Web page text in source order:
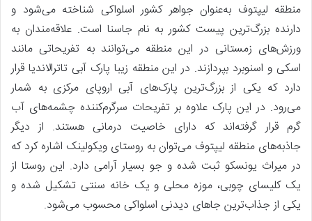
منطقه لیپتوف به‌عنوان جواهر کشور اسلواکی شناخته می‌شود و
دارنده بزرگ‌ترین پیست کشور به نام جاسنا است. علاقه‌مندان به
ورزش‌های زمستانی در این منطقه می‌توانند به تفریحاتی مانند
اسکی و اسنوبرد بپردازند. در این منطقه زیبا پارک آبی تاترالاندیا قرار
دارد که یکی از بزرگ‌ترین پارک‌های آبی اروپای مرکزی به شمار
می‌رود. در این پارک علاوه بر تفریحات سرگرم‌کننده چشمه‌های آب
گرم قرار گرفته‌اند که دارای خاصیت درمانی هستند. از دیگر
جاذبه‌های منطقه لیپتوف می‌توان به روستای ویکولینک اشاره کرد که
در میراث یونسکو ثبت شده و جو بسیار آرامی دارد. این روستا از
یک کلیسای چوبی، موزه محلی و یک خانه سنتی تشکیل شده و
یکی از جذاب‌ترین جاهای دیدنی اسلواکی محسوب می‌شود.